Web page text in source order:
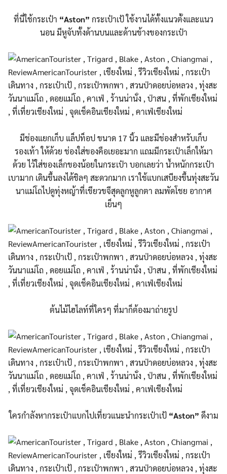
ที่นี่ใช้กระเป๋า “Aston” กระเป๋าเป้ ใช้งานได้ทั้งแนวตั้งและแนว
นอน มีหูจับทั้งด้านบนและด้านข้างของกระเป๋า
มีช่องแยกเก็บ แล็ปท็อป ขนาด 17 นิ้ว และมีช่องสำหรับเก็บ
รองเท้าให้ด้วย ช่องใส่ของคือเยอะมาก แถมมีกระเป๋าเล็กให้มา
ด้วย ไว้ใส่ของเล็กของน้อยในกระเป๋า บอกเลยว่า น้ำหนักกระเป๋า
เบามาก เดินขึ้นลงได้ชิลๆ สะดวกมาก เราใช้แบกเสบียงขึ้นทุ่งสะวัน
นาแม่โถไปดูทุ่งหญ้าที่เขียวขจีสุดลูกหูลูกตา ลมพัดโชย อากาศ
เย็นๆ
ต้นไม้ไฮไลท์ที่ใครๆ ที่มาก็ต้องมาถ่ายรูป
ใครกำลังหากระเป๋าแบกไปเที่ยวแนะนำกระเป๋าเป้ “Aston” ดีงาม